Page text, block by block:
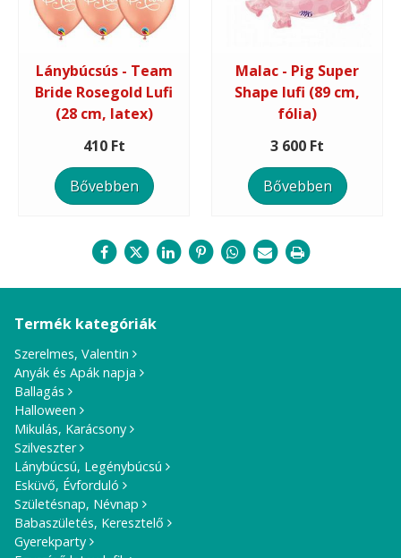
Lánybúcsús - Team
Bride Rosegold Lufi
(28 cm, latex)
410 Ft
Bővebben
Malac - Pig Super
Shape lufi (89 cm,
fólia)
3 600 Ft
Bővebben
Termék kategóriák
Szerelmes, Valentin
Anyák és Apák napja
Ballagás
Halloween
Mikulás, Karácsony
Szilveszter
Lánybúcsú, Legénybúcsú
Esküvő, Évforduló
Születésnap, Névnap
Babaszületés, Keresztelő
Gyerekparty